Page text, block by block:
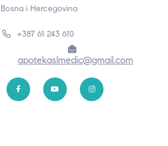
Bosna i Hercegovina
+387 61 243 610
apotekaslmedic@gmail.com